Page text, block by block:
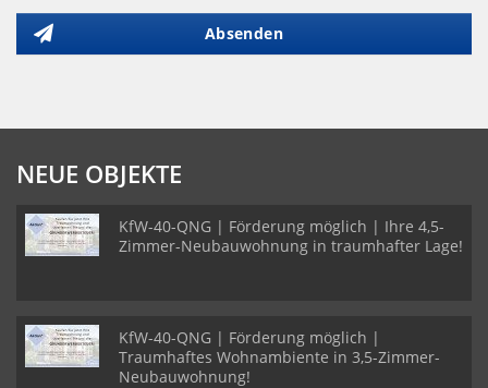
Absenden
NEUE OBJEKTE
KfW-40-QNG | Förderung möglich | Ihre 4,5-
Zimmer-Neubauwohnung in traumhafter Lage!
KfW-40-QNG | Förderung möglich |
Traumhaftes Wohnambiente in 3,5-Zimmer-
Neubauwohnung!